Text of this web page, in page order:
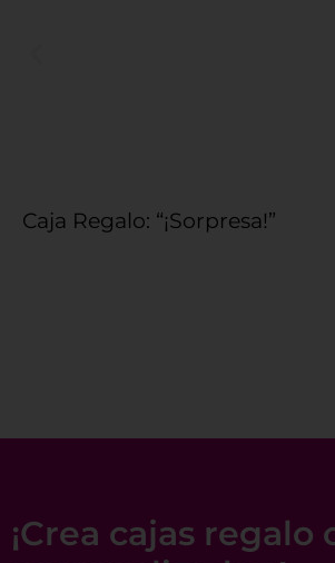
Caja Regalo: “¡Sorpresa!”
¡Crea cajas